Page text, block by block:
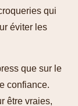
qui
éviter les
que sur le
confiance.
être vraies,